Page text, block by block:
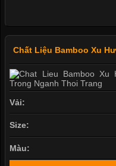
Chất Liệu Bamboo Xu
Vải:
Size:
Màu: